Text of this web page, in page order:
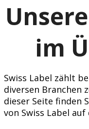
im
Swiss Label zählt
diversen Branchen
dieser Seite finden
von Swiss Label